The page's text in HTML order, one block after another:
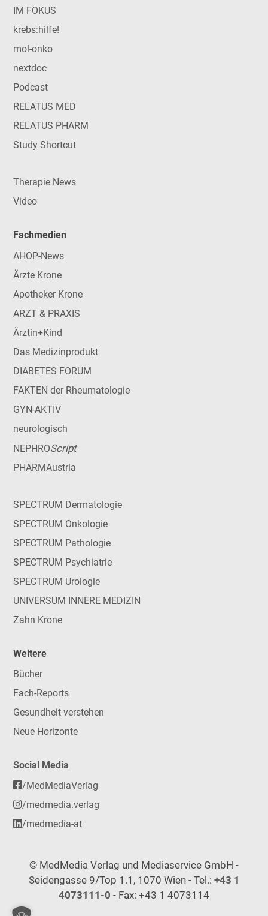
IM FOKUS
krebs:hilfe!
mol-onko
nextdoc
Podcast
RELATUS MED
RELATUS PHARM
Study Shortcut
Therapie News
Video
Fachmedien
AHOP-News
Ärzte Krone
Apotheker Krone
ARZT & PRAXIS
Ärztin+Kind
Das Medizinprodukt
DIABETES FORUM
FAKTEN der Rheumatologie
GYN-AKTIV
neurologisch
NEPHROScript
PHARMAustria
SPECTRUM Dermatologie
SPECTRUM Onkologie
SPECTRUM Pathologie
SPECTRUM Psychiatrie
SPECTRUM Urologie
UNIVERSUM INNERE MEDIZIN
Zahn Krone
Weitere
Bücher
Fach-Reports
Gesundheit verstehen
Neue Horizonte
Social Media
/MedMediaVerlag
/medmedia.verlag
/medmedia-at
© MedMedia Verlag und Mediaservice GmbH -
Seidengasse 9/Top 1.1, 1070 Wien - Tel.: +43 1
4073111-0 - Fax: +43 1 4073114